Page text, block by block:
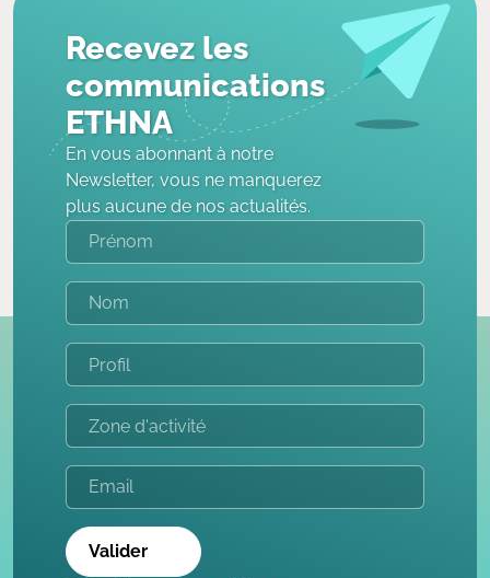
Recevez les
communications
ETHNA
En vous abonnant à notre
Newsletter, vous ne manquerez
plus aucune de nos actualités.
Valider